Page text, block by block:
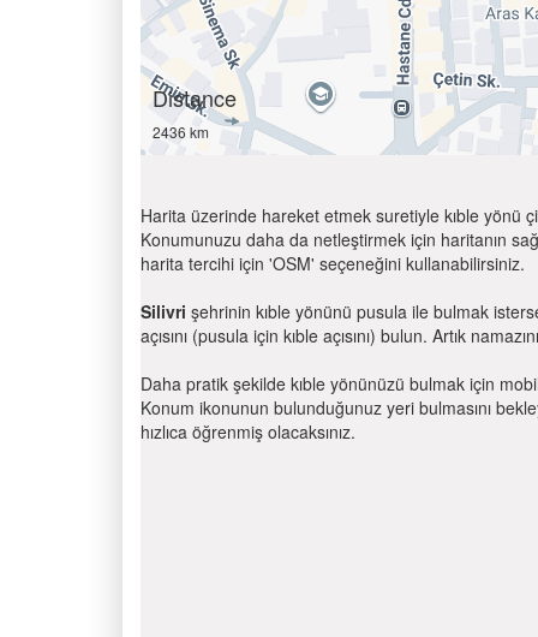
Distance
2436 km
Harita üzerinde hareket etmek suretiyle kıble yönü
Konumunuzu daha da netleştirmek için haritanın
harita tercihi için 'OSM' seçeneğini kullanabilirsiniz.
Silivri şehrinin kıble yönünü pusula ile bulmak
açısını (pusula için kıble açısını) bulun. Artık
Daha pratik şekilde kıble yönünüzü bulmak için
Konum ikonunun bulunduğunuz yeri bulmasını
hızlıca öğrenmiş olacaksınız.